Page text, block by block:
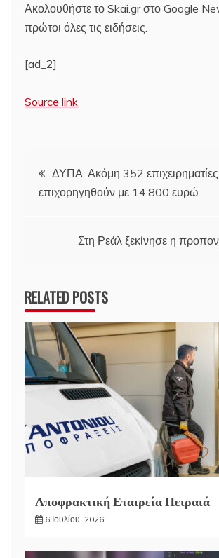
Ακολουθήστε το Skai.gr στο Google
πρώτοι όλες τις ειδήσεις.
[ad_2]
Source link
Πλοήγηση
άρθρων
ΔΥΠΑ: Ακόμη 352
επιχορηγηθούν με 14.800 ευρώ
Στη Ρεάλ ξεκίνησε η
RELATED POSTS
Αποφρακτική Εταιρεία Πειραιά
6 Ιουλίου, 2026